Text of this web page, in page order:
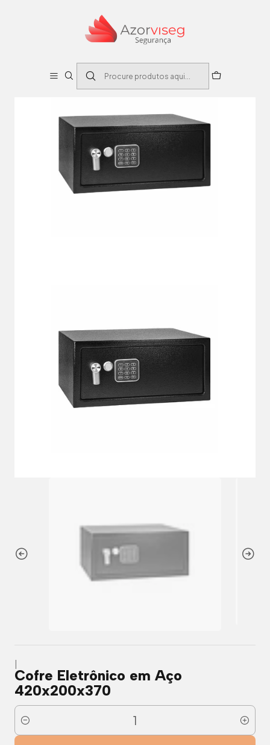
Cofre Eletrônico em Aço 420x200x370
Cofre Eletrônico em Aço
420x200x370
Quantidade